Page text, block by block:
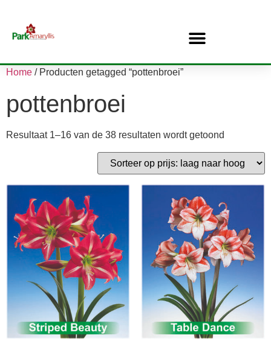
Home / Producten getagged “pottenbroei”
pottenbroei
Resultaat 1–16 van de 38 resultaten wordt getoond